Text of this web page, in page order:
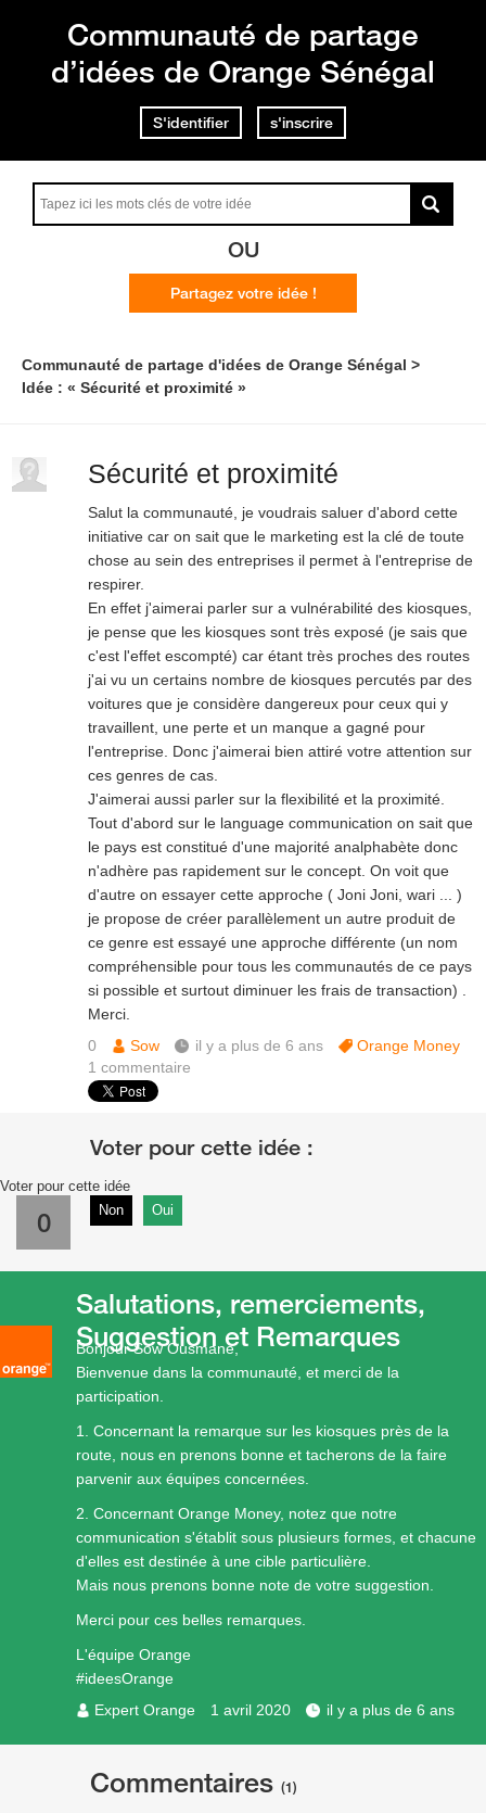
Communauté de partage
d’idées de Orange Sénégal
S'identifier s'inscrire
OU
Partagez votre idée !
Communauté de partage d'idées de Orange Sénégal
Idée : « Sécurité et proximité »
Sécurité et proximité
Salut la communauté, je voudrais saluer d'abord cette
initiative car on sait que le marketing est la clé de toute
chose au sein des entreprises il permet à l'entreprise de
respirer.
En effet j'aimerai parler sur a vulnérabilité des kiosques,
je pense que les kiosques sont très exposé (je sais que
c'est l'effet escompté) car étant très proches des routes
j'ai vu un certains nombre de kiosques percutés par des
voitures que je considère dangereux pour ceux qui y
travaillent, une perte et un manque a gagné pour
l'entreprise. Donc j'aimerai bien attiré votre attention sur
ces genres de cas.
J'aimerai aussi parler sur la flexibilité et la proximité.
Tout d'abord sur le language communication on sait que
le pays est constitué d'une majorité analphabète donc
n'adhère pas rapidement sur le concept. On voit que
d'autre on essayer cette approche ( Joni Joni, wari ... )
je propose de créer parallèlement un autre produit de
ce genre est essayé une approche différente (un nom
compréhensible pour tous les communautés de ce pays
si possible et surtout diminuer les frais de transaction) .
Merci.
0
Sow il y a plus de 6 ans
Orange Money
1commentaire
Voter pour cette idée
0 Non Oui
Bonjour Sow Ousmane,
Bienvenue dans la communauté, et merci de la
participation.
1. Concernant la remarque sur les kiosques près de la
route, nous en prenons bonne et tacherons de la faire
parvenir aux équipes concernées.
2. Concernant Orange Money, notez que notre
communication s'établit sous plusieurs formes, et chacune
d'elles est destinée à une cible particulière.
Mais nous prenons bonne note de votre suggestion.
Merci pour ces belles remarques.
L'équipe Orange
#ideesOrange
Expert Orange
1 avril 2020 il y a plus de 6 ans
Salutations, remerciements,
Suggestion et Remarques
Commentaires (1)